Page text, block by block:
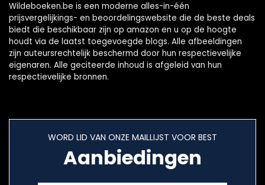
Wildeboeken.be is een moderne alles-in-één
prijsvergelijkings- en beoordelingswebsite die de beste deals
biedt die beschikbaar zijn op amazon en u op de hoogte
houdt via de laatst toegevoegde blogs. Alle afbeeldingen
zijn auteursrechtelijk beschermd door hun respectievelijke
eigenaren. Alle geciteerde inhoud is afgeleid van hun
respectievelijke bronnen.
WORD LID VAN ONZE MAILLIJST VOOR BEST
Aanbiedingen